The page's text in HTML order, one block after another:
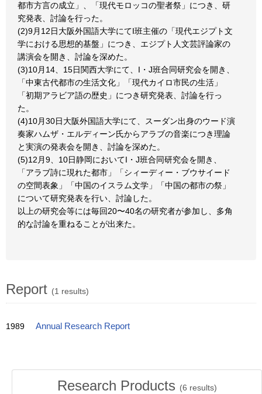
都市方言の成立」、「現代モロッコの聖者祭」につき、研
究発表、討論を行った。
(2)9月12日大阪外国語大学にてI班主催の「現代エジプト文
学における思想的基盤」につき、エジプト人文芸評論家の
講演会を開き、討論を深めた。
(3)10月14、15日関西大学にて、I・J班合同研究会を開き、
「中東古代都市の生活文化」「現代カイロ市民の生活」
「初期アラビア語の歴史」につき研究発表、討論を行っ
た。
(4)10月30日大阪外国語大学にて、スーダン出身のウード演
奏家ハムザ・エルディーン氏からアラブの音楽につき理論
と実演の発表会を開き、討論を深めた。
(5)12月9、10日静岡においてI・J班合同研究会を開き、
「アラブ詩に現れた都市」「シィーディー・ブウサイード
の空間表象」「中国のイスラム文学」「中国の都市の祭」
について研究発表を行い、討論した。
以上の研究会等には毎回20〜40名の研究者が参加し、多角
的な討論を重ねることが出来た。
Report (1 results)
1989 Annual Research Report
Research Products (6 results)